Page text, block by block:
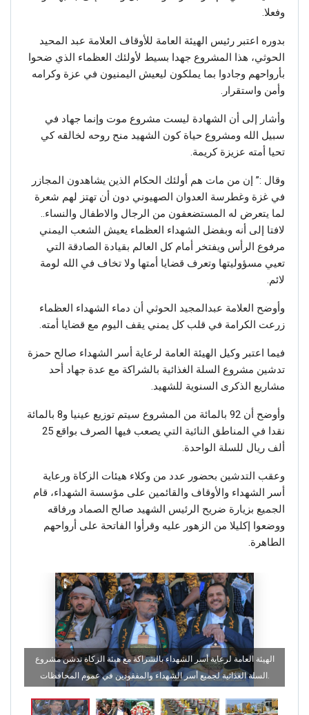
وفعلا.
بدوره اعتبر رئيس الهيئة العامة للأوقاف العلامة عبد المحيد
الحوثي، هذا المشروع جهدا بسيط لأولئك العظماء الذي ضحوا
بأرواحهم وجادوا بما يملكون ليعيش اليمنيون في عزة وكرامه
وأمن واستقرار.
وأشار إلى أن الشهادة ليست مشروع موت وإنما جهاد في
سبيل الله ومشروع حياة كون الشهيد منح روحه لخالقه كي
تحيا أمته عزيزة كريمة.
وقال :” إن من مات هم أولئك الحكام الذين يشاهدون المجازر
في غزة وغطرسة العدوان الصهيوني دون أن تهتز لهم شعرة
لما يتعرض له المستضعفون من الرجال والاطفال والنساء..
لافتا إلى أنه وبفضل الشهداء العظماء يعيش الشعب اليمني
مرفوع الرأس ويفتخر أمام كل العالم بقيادة الصادقة التي
تعيي مسؤوليتها وتعرف قضايا أمتها ولا تخاف في الله لومة
لائم.
وأوضح العلامة عبدالمجيد الحوثي أن دماء الشهداء العظماء
زرعت الكرامة في قلب كل يمني يقف اليوم مع قضايا أمته.
فيما اعتبر وكيل الهيئة العامة لرعاية أسر الشهداء صالح حمزة
تدشين مشروع السلة الغذائية بالشراكة مع عدة جهاد أحد
مشاريع الذكرى السنوية للشهيد.
وأوضح أن 92 بالمائة من المشروع سيتم توزيع عينيا و8 بالمائة
نقدا في المناطق النائية التي يصعب فيها الصرف بواقع 25
ألف ريال للسلة الواحدة.
وعقب التدشين بحضور عدد من وكلاء هيئات الزكاة ورعاية
أسر الشهداء والأوقاف والقائمين على مؤسسة الشهداء، قام
الجميع بزيارة ضريح الرئيس الشهيد صالح الصماد ورفاقه
ووضعوا إكليلا من الزهور عليه وقرأوا الفاتحة على أرواحهم
الطاهرة.
الهيئة العامة لرعاية أسر الشهداء بالشراكة مع هيئة الزكاة تدشن مشروع
السلة الغذائية لجميع أسر الشهداء والمفقودين في عموم المحافظات.